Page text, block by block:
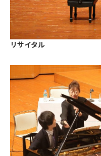
リサイタル